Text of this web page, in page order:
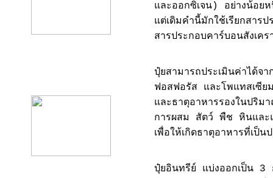
และออกซิเจน) อย่างน้อย
แต่เดิมคำนี้มักใช้เรียกสาร
สารประกอบคาร์บอนสังเคร
ปุ๋ยสามารถประเมินค่าได้จ
ฟอสฟอรัส และโพแทสเซีย
และธาตุอาหารรองใน
การผสม สัตว์ พืช หินและแ
เพื่อให้เกิดธาตุอาหารที่เป็น
ปุ๋ยอินทรีย์ แบ่งออกเป็น